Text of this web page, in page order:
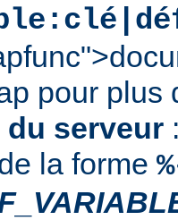
pour plus
du serveur
la forme